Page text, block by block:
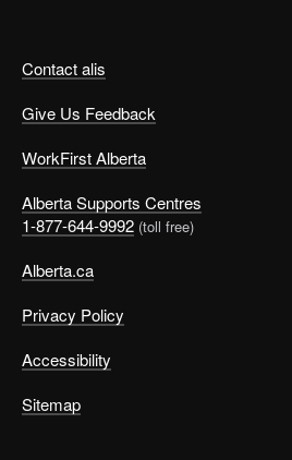
Contact alis
Give Us Feedback
WorkFirst Alberta
Alberta Supports Centres
1-877-644-9992 (toll free)
Alberta.ca
Privacy Policy
Accessibility
Sitemap